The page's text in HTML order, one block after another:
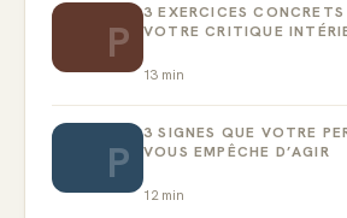
P
3 EXERCICES
VOTRE CRITIQUE
13 min
P
3 SIGNES QUE VOTRE
VOUS EMPÊCHE D’AGIR
12 min